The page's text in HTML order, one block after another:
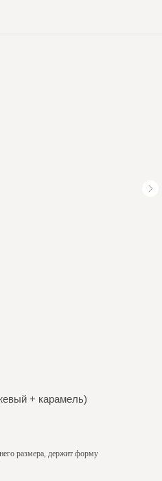
+ карамель)
размера, держит форму